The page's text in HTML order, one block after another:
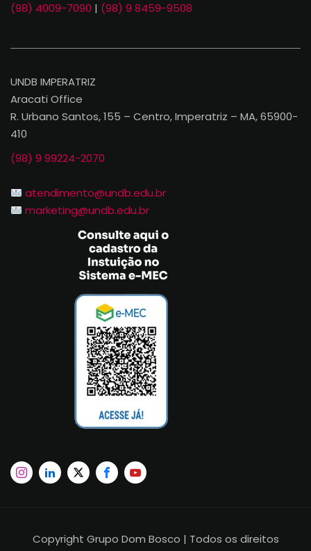
(98) 4009-7090 | (98) 9 8459-9508
UNDB IMPERATRIZ
Aracati Office
R. Urbano Santos, 155 – Centro, Imperatriz – MA, 65900-
410
(98) 9 99224-2070
atendimento@undb.edu.br
marketing@undb.edu.br
Copyright Grupo Dom Bosco | Todos os direitos